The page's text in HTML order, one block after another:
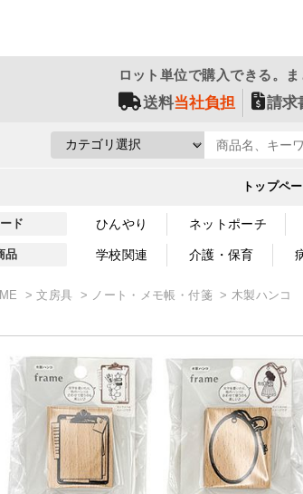
ロット単位で購入できる。
送料当社負担 請求
トップペ
ド ひんやり ネットポーチ
品 学校関連 介護・保育
文房具 ノート・メモ帳・付箋 木製ハンコ